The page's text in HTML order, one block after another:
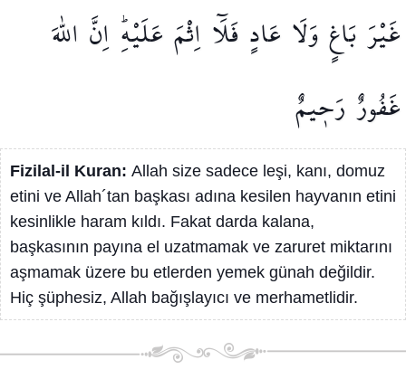
غَيْرَبَاغٍوَلَا عَادٍ فَلَٓا اِثْمَ عَلَيْهِۜ اِنَّ اللّٰهَ
غَفُورٌ رَح۪يمٌ
Fizilal-il Kuran: Allah size sadece leşi, kanı, domuz
etini ve Allah´tan başkası adına kesilen hayvanın etini
kesinlikle haram kıldı. Fakat darda kalana,
başkasının payına el uzatmamak ve zaruret miktarını
aşmamak üzere bu etlerden yemek günah değildir.
Hiç şüphesiz, Allah bağışlayıcı ve merhametlidir.